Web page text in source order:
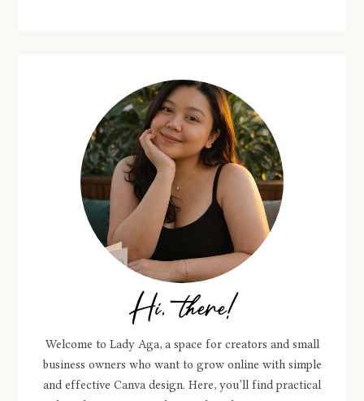
Hi, there!
Welcome to Lady Aga, a space for creators and small
business owners who want to grow online with simple
and effective Canva design. Here, you’ll find practical